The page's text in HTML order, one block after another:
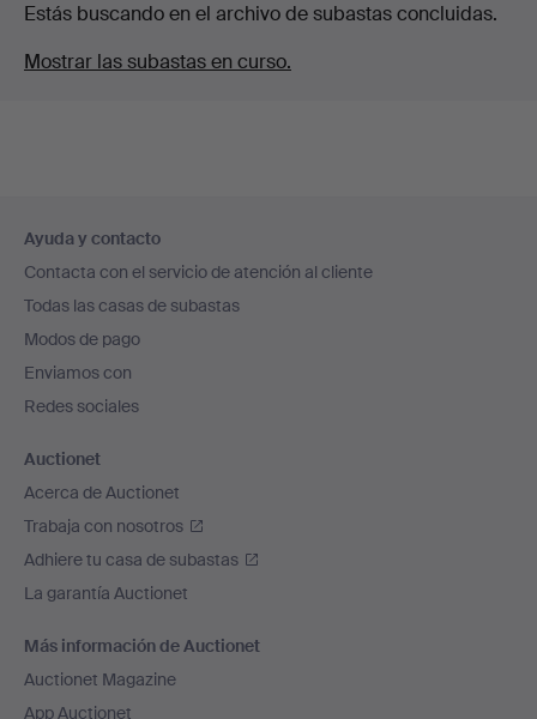
Estás buscando en el archivo de subastas concluidas.
Mostrar las subastas en curso.
en
el
pie
de
página
Ayuda y contacto
Contacta con el servicio de atención al cliente
Todas las casas de subastas
Modos de pago
Enviamos con
Redes sociales
Auctionet
Acerca de Auctionet
Trabaja con nosotros
Adhiere tu casa de subastas
La garantía Auctionet
Más información de Auctionet
Auctionet Magazine
App Auctionet